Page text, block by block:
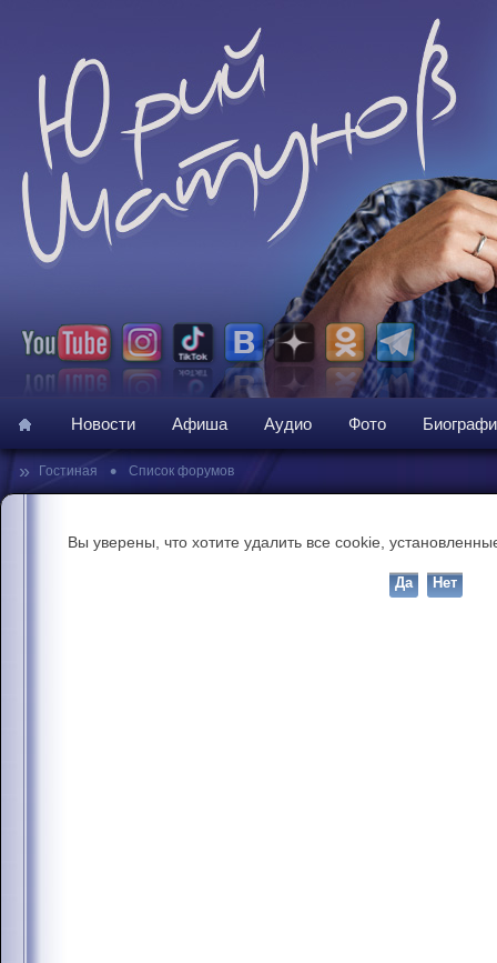
Новости Афиша Аудио Фото
» Гостиная • Список форумов
Вы уверены, что хотите удалить все cookie,